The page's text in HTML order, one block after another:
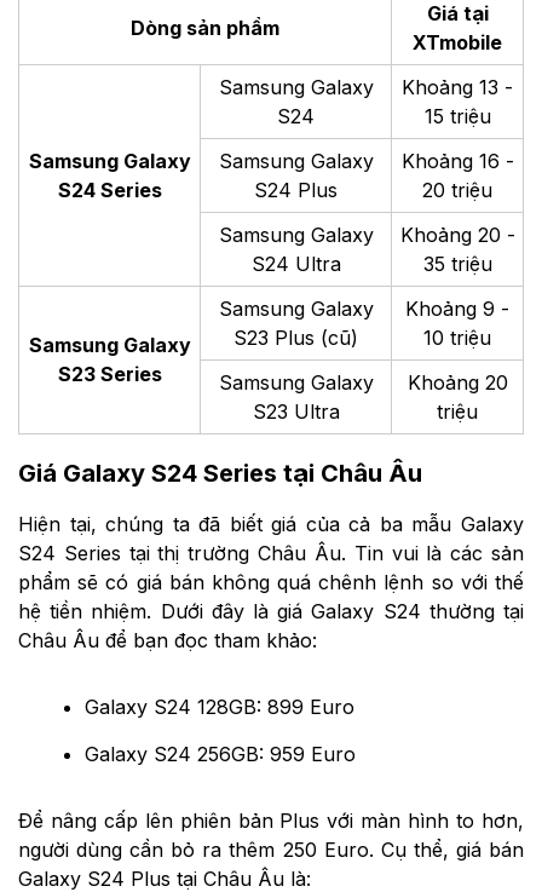
Dòng sản phẩm
Giá tại
XTmobile
Samsung Galaxy
S24 Series
Samsung Galaxy
S24
Khoảng 13 -
15 triệu
Samsung Galaxy
S24 Plus
Khoảng 16 -
20 triệu
Samsung Galaxy
S24 Ultra
Khoảng 20 -
35 triệu
Samsung Galaxy
S23 Series
Samsung Galaxy
S23 Plus (cũ)
Khoảng 9 -
10 triệu
Samsung Galaxy
S23 Ultra
Khoảng 20
triệu
Giá Galaxy S24 Series tại Châu Âu
Hiện tại, chúng ta đã biết giá của cả ba mẫu Galaxy
S24 Series tại thị trường Châu Âu. Tin vui là các sản
phẩm sẽ có giá bán không quá chênh lệnh so với thế
hệ tiền nhiệm. Dưới đây là giá Galaxy S24 thường tại
Châu Âu để bạn đọc tham khảo:
Galaxy S24 128GB: 899 Euro
Galaxy S24 256GB: 959 Euro
Để nâng cấp lên phiên bản Plus với màn hình to hơn,
người dùng cần bỏ ra thêm 250 Euro. Cụ thể, giá bán
Galaxy S24 Plus tại Châu Âu là: